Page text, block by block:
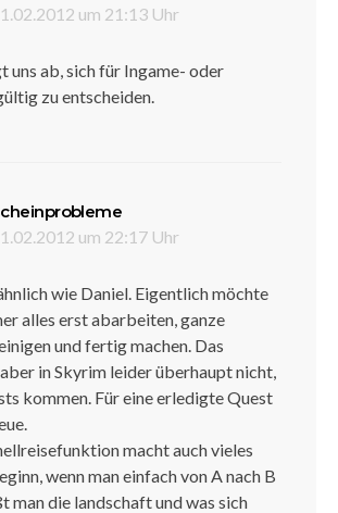
um 21:13 Uhr
uns ab, sich für Ingame- oder
zu entscheiden.
um 22:17 Uhr
wie Daniel. Eigentlich möchte
alles erst abarbeiten, ganze
und fertig machen. Das
in Skyrim leider überhaupt nicht,
kommen. Für eine erledigte Quest
macht auch vieles
wenn man einfach von A nach B
man die landschaft und was sich